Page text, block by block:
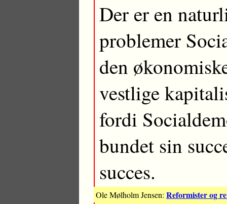
Der er en
problemer
den
vestlige
fordi
bundet sin
succes.
Ole Mølholm Jensen: Reformister og